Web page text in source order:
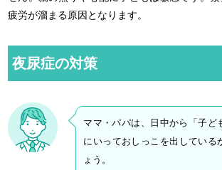
疲労が溜まる原因となります。
夜尿症の対策
ママ・パパは、日中から「子ど
にいっておしっこを出している
ょう。